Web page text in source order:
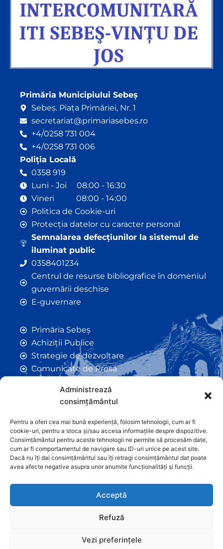
Administrează
consimțământul
Pentru a oferi cea mai bună experiență, folosim tehnologii, cum ar fi
cookie-uri, pentru a stoca și/sau accesa informațiile despre dispozitive.
Consimțământul pentru aceste tehnologii ne permite să procesăm date,
cum ar fi comportamentul de navigare sau ID-uri unice pe acest site.
Dacă nu îți dai consimțământul sau îți retragi consimțământul dat poate
avea afecte negative asupra unor anumite funcționalități și funcții.
Acceptă
Refuză
Vezi preferințele
Primăria Municipiului Sebeș
Sebeș. Piața Primăriei, Nr. 1
secretariat@primariasebes.ro
+4/0258 731 004
+4/0258 731 006
Poliția Locală
0358 919
Luni - Joi 08:00 - 16:30
Vineri 08:00 - 14:00
Politica de Cookie-uri
Protecția datelor cu caracter personal
Semnalarea defecțiunilor la sistemul de
iluminat public
0358401234
Centrul de resurse bibliografice în domeniul
guvernării deschise
E-guvernare
Primăria Sebeș
Achiziții Publice
Strategie de dezvoltare
Comunicate de Presă
Anunțuri
Hotarâri de Consiliu
Certificate de Urbanism
Autorizații de Construcții
Orașe Înfrățite
Contact
Graficã și dezvoltare website